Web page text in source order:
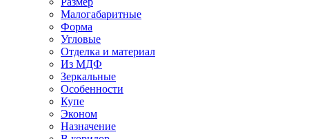
Малогабаритные
Форма
Угловые
Отделка и материал
Из МДФ
Зеркальные
Особенности
Купе
Эконом
Назначение